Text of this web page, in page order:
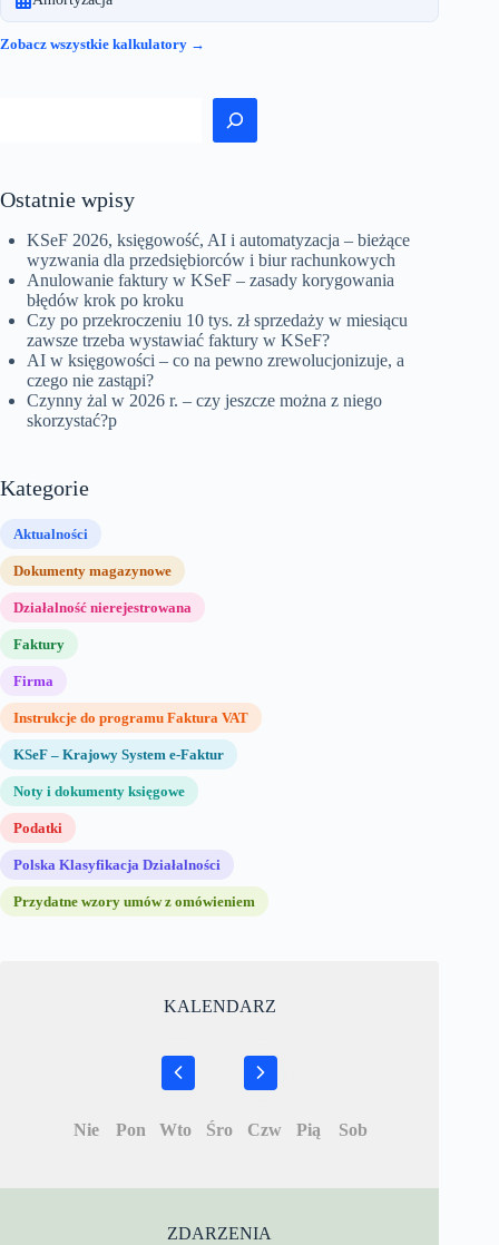
Zobacz wszystkie kalkulatory →
Ostatnie wpisy
KSeF 2026, księgowość, AI i automatyzacja – bieżące
wyzwania dla przedsiębiorców i biur rachunkowych
Anulowanie faktury w KSeF – zasady korygowania
błędów krok po kroku
Czy po przekroczeniu 10 tys. zł sprzedaży w miesiącu
zawsze trzeba wystawiać faktury w KSeF?
AI w księgowości – co na pewno zrewolucjonizuje, a
czego nie zastąpi?
Czynny żal w 2026 r. – czy jeszcze można z niego
skorzystać?p
Kategorie
Aktualności
Dokumenty magazynowe
Działalność nierejestrowana
Faktury
Firma
Instrukcje do programu Faktura VAT
KSeF – Krajowy System e-Faktur
Noty i dokumenty księgowe
Podatki
Polska Klasyfikacja Działalności
Przydatne wzory umów z omówieniem
KALENDARZ
Nie Pon Wto Śro Czw Pią Sob
ZDARZENIA